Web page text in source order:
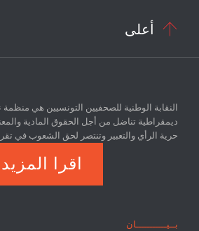
 أعلى
النقابة الوطنية للصحفيين التونسيين هي منظمة
ديمقراطية تناضل من أجل الحقوق المادية
حرية الرأي والتعبير وتنتصر لحق الشعوب في
اقرا المزيد
بــيـــــــــــان